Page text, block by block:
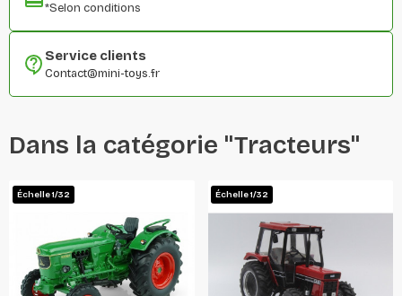
*Selon conditions
Service clients
Contact@mini-toys.fr
Dans la catégorie "Tracteurs"
Échelle 1/32 Échelle 1/32